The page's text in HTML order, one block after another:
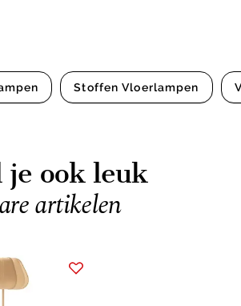
Stoffen Vloerlampen
ook leuk
artikelen